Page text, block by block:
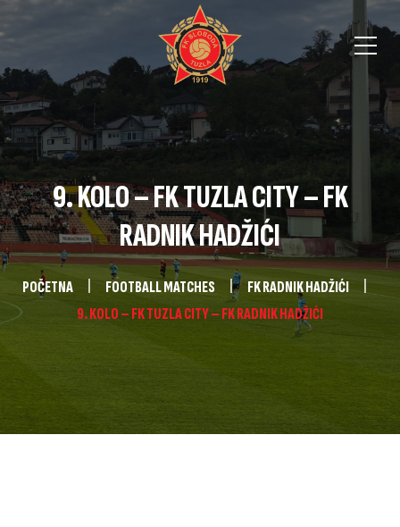
9. KOLO – FK TUZLA CITY – FK
RADNIK HADŽIĆI
POČETNA FOOTBALL MATCHES
FK RADNIK HADŽIĆI
9. KOLO – FK TUZLA CITY – FK RADNIK HADŽIĆI